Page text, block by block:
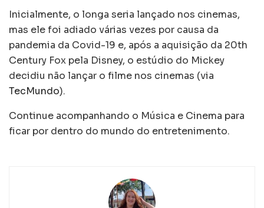
Inicialmente, o longa seria lançado nos cinemas,
mas ele foi adiado várias vezes por causa da
pandemia da Covid-19 e, após a aquisição da 20th
Century Fox pela Disney, o estúdio do Mickey
decidiu não lançar o filme nos cinemas (via
TecMundo).
Continue acompanhando o Música e Cinema para
ficar por dentro do mundo do entretenimento.